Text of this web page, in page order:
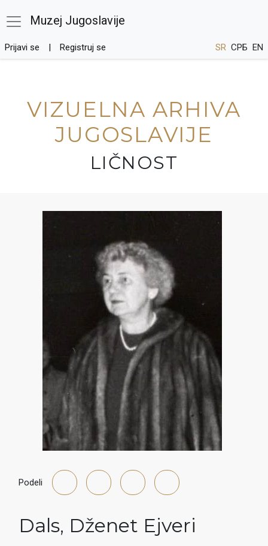
Muzej Jugoslavije
Prijavi se Registruj se SR СРБ EN
VIZUELNA ARHIVA
JUGOSLAVIJE
LIČNOST
Podeli
Dals, Dženet Ejveri